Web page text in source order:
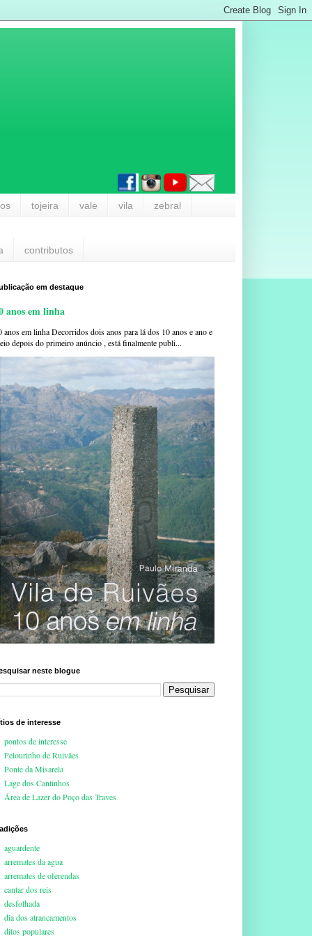
tojeira vale vila zebral
contributos
em destaque
anos em linha
anos em linha Decorridos dois anos para lá dos 10 anos e ano e
depois do primeiro anúncio , está finalmente publi...
neste blogue
de interesse
pontos de interesse
Pelourinho de Ruivães
Ponte da Misarela
Lage dos Cantinhos
Área de Lazer do Poço das Traves
aguardente
arremates da agua
arremates de oferendas
cantar dos reis
desfolhada
dia dos atrancamentos
ditos populares